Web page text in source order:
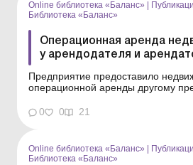
Online библиотека «Баланс»
Библиотека «Баланс»
Операционная аренда
у арендодателя и
Предприятие предоставило
операционной аренды другому
арендатору, которые являются
на прибыль и НДС, читайте в
договора и ...
0 0 21
Online библиотека «Баланс»
Библиотека «Баланс»